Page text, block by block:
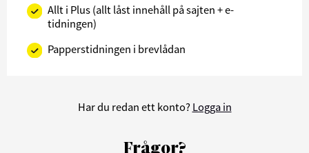
Allt i Plus (allt låst innehåll på sajten + e-
tidningen)
Papperstidningen i brevlådan
Har du redan ett konto? Logga in
Frågor?